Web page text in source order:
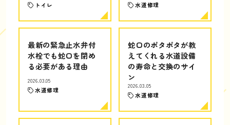
トイレ 水道修理
最新の緊急止水弁付
水栓でも蛇口を閉め
る必要がある理由
2026.03.05
水道修理
蛇口のポタポタが教
えてくれる水道設備
の寿命と交換のサイ
ン
2026.03.05
水道修理